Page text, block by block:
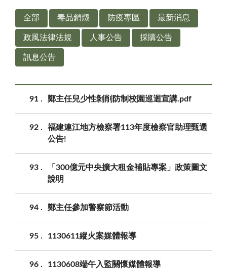
全部 毒品銷燬 防疫專區 最新消息
政風法律法規 人事公告 採購公告
訊息公告
91 鄭主任兒少性剝削防制校園巡迴宣講.pdf
92
福建連江地方檢察署113年度檢察官助理甄選
公告!
93
「300億元中央擴大租金補貼專案」政策圖文
說明
94 鄭主任參加警察節活動
95 1130611縱火案媒體報導
96 1130608端午入監關懷媒體報導